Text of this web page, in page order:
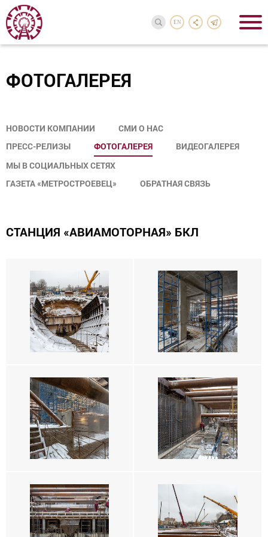
EN
ФОТОГАЛЕРЕЯ
НОВОСТИ КОМПАНИИ
СМИ О НАС
ПРЕСС-РЕЛИЗЫ
ФОТОГАЛЕРЕЯ
ВИДЕОГАЛЕРЕЯ
МЫ В СОЦИАЛЬНЫХ СЕТЯХ
ГАЗЕТА «МЕТРОСТРОЕВЕЦ»
ОБРАТНАЯ СВЯЗЬ
CТАНЦИЯ «АВИАМОТОРНАЯ» БКЛ